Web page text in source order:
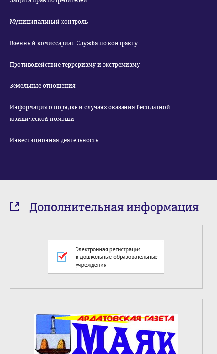
Муниципальный контроль
Военный комиссариат. Служба по контракту
Противодействие терроризму и экстремизму
Земельные отношения
Информация о порядке и случаях оказания бесплатной
юридической помощи
Инвестиционная деятельность
Дополнительная информация